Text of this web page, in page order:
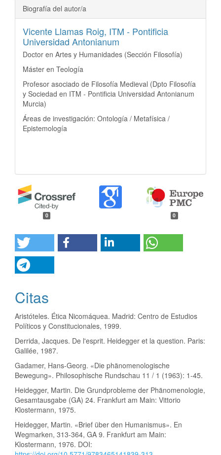
Biografía del autor/a
Vicente Llamas Roig, ITM - Pontificia
Universidad Antonianum
Doctor en Artes y Humanidades (Sección Filosofía)
Máster en Teología
Profesor asociado de Filosofía Medieval (Dpto Filosofía
y Sociedad en ITM - Pontificia Universidad Antonianum
Murcia)
Áreas de investigación: Ontología / Metafísica /
Epistemología
0 0
Citas
Aristóteles. Ética Nicomáquea. Madrid: Centro de Estudios
Políticos y Constitucionales, 1999.
Derrida, Jacques. De l'esprit. Heidegger et la question. Paris:
Galilée, 1987.
Gadamer, Hans-Georg. «Die phänomenologische
Bewegung». Philosophische Rundschau 11 / 1 (1963): 1-45.
Heidegger, Martin. Die Grundprobleme der Phänomenologie,
Gesamtausgabe (GA) 24. Frankfurt am Main: Vittorio
Klostermann, 1975.
Heidegger, Martin. «Brief über den Humanismus». En
Wegmarken, 313-364, GA 9. Frankfurt am Main:
Klostermann, 1976. DOI: